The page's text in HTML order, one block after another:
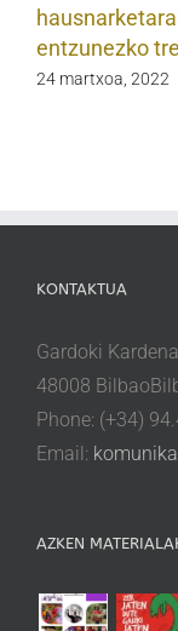
entzunezko
24 martxoa, 2022
KONTAKTUA
Gardoki
48008
Phone: (+34)
Email:
AZKEN